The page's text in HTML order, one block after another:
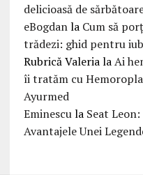
delicioasă de
eBogdanla Cum să
trădezi: ghid pentru
Rubrică ValerialaAi
îi tratăm cu
Ayurmed
Eminescula Seat
Avantajele Unei